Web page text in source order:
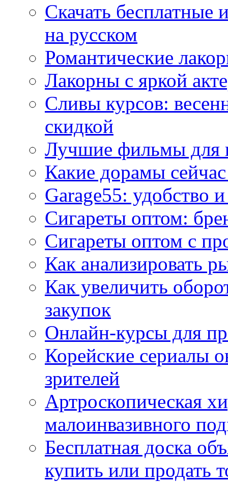
Скачать
на русском
Романтические
Лакорны с яркой
Сливы курсов:
скидкой
Лучшие фильмы для
Какие дорамы
Garage55: удобство
Сигареты оптом:
Сигареты оптом с
Как анализировать
Как увеличить
закупок
Онлайн-курсы для
Корейские сериалы
зрителей
Артроскопическая
малоинвазивного
Бесплатная доска
купить или продать